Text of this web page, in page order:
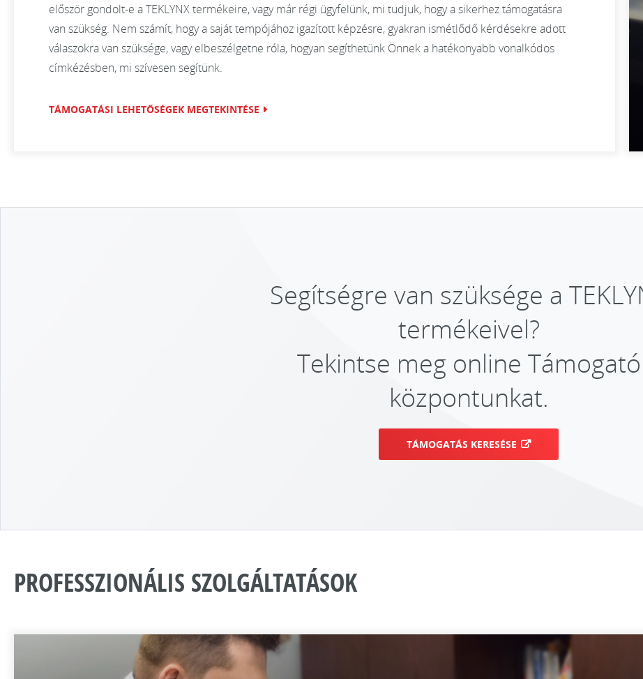
először gondolt-e a TEKLYNX termékeire, vagy már régi ügyfelünk, mi tudjuk, hogy a sikerhez támogatásra
van szükség. Nem számít, hogy a saját tempójához igazított képzésre, gyakran ismétlődő kérdésekre adott
válaszokra van szüksége, vagy elbeszélgetne róla, hogyan segíthetünk Önnek a hatékonyabb vonalkódos
címkézésben, mi szívesen segítünk.
TÁMOGATÁSI LEHETŐSÉGEK MEGTEKINTÉSE
Segítségre van szüksége a
termékeivel?
Tekintse meg online Támogató
központunkat.
TÁMOGATÁS KERESÉSE
PROFESSZIONÁLIS SZOLGÁLTATÁSOK